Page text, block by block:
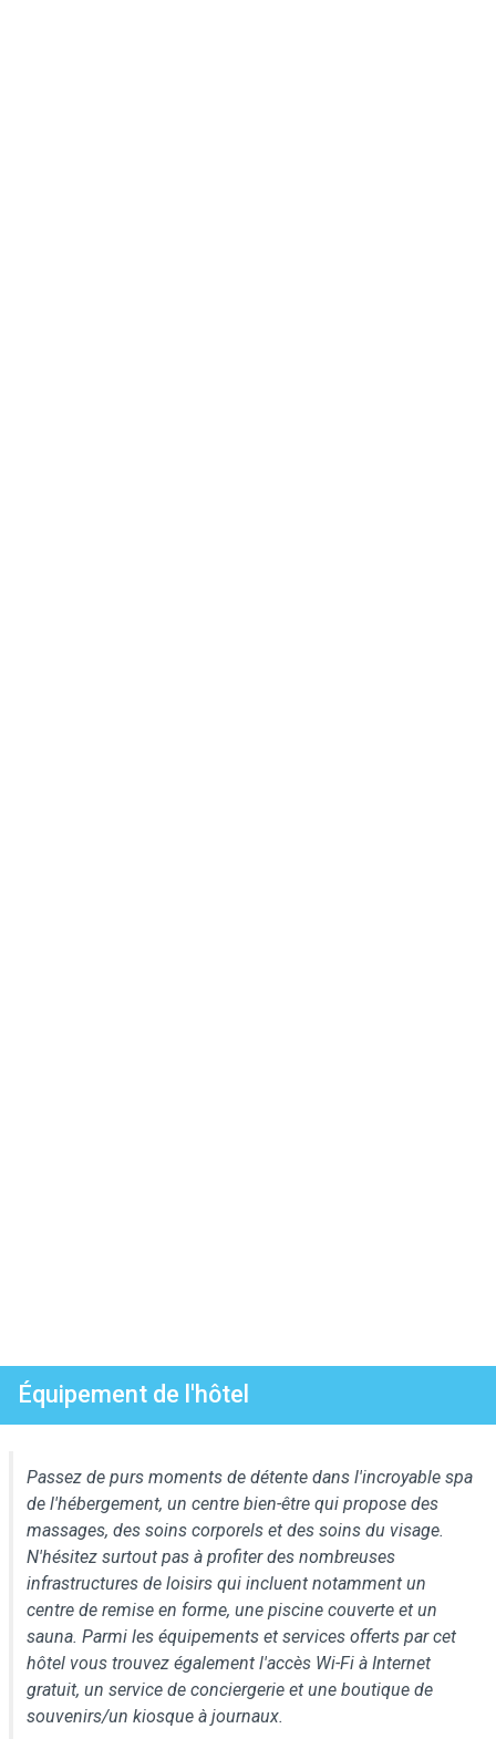
Équipement de l'hôtel
Passez de purs moments de détente dans l'incroyable spa
de l'hébergement, un centre bien-être qui propose des
massages, des soins corporels et des soins du visage.
N'hésitez surtout pas à profiter des nombreuses
infrastructures de loisirs qui incluent notamment un
centre de remise en forme, une piscine couverte et un
sauna. Parmi les équipements et services offerts par cet
hôtel vous trouvez également l'accès Wi-Fi à Internet
gratuit, un service de conciergerie et une boutique de
souvenirs/un kiosque à journaux.